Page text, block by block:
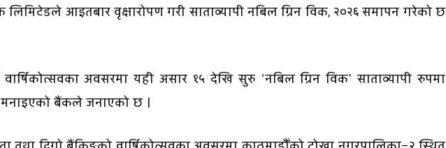
आइतबार वृक्षारोपण गरी साताव्यापी नबिल ग्रिन विक, २०२६ समापन गरेको छ
अवसरमा यही असार १५ देखि सुरु ‘नबिल ग्रिन विक’ साताव्यापी रुपमा
मनाइएको बैंकले जनाएको छ ।